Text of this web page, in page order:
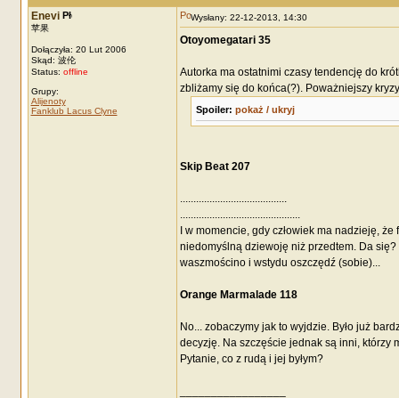
Enevi
苹果
Dołączyła: 20 Lut 2006
Skąd: 波伦
Status: offline
Grupy:
Alijenoty
Fanklub Lacus Clyne
Wysłany: 22-12-2013, 14:30
Otoyomegatari 35
Autorka ma ostatnimi czasy tendencję do
zbliżamy się do końca(?). Poważniejszy
Spoiler: pokaż / ukryj
Skip Beat 207
........................................
.............................................
I w momencie, gdy człowiek ma nadzieję,
niedomyślną dziewoję niż przedtem. Da się?
waszmościno i wstydu oszczędź (sobie)...
Orange Marmalade 118
No... zobaczymy jak to wyjdzie. Było już
decyzję. Na szczęście jednak są inni, którzy
Pytanie, co z rudą i jej byłym?